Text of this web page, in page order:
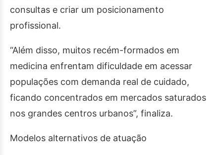
consultas e criar um posicionamento
profissional.
“Além disso, muitos recém-formados em
medicina enfrentam dificuldade em acessar
populações com demanda real de cuidado,
ficando concentrados em mercados saturados
nos grandes centros urbanos”, finaliza.
Modelos alternativos de atuação